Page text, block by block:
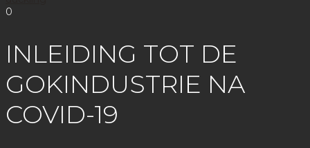
0
INLEIDING TOT DE
GOKINDUSTRIE NA
COVID-19